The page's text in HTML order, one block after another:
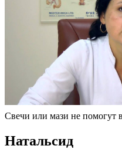
Свечи или мази не помогут
Натальсид